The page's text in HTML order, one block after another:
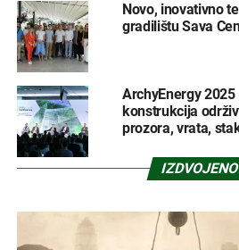
Novo, inovativno
gradilištu Sava
ArchyEnergy
konstrukcija
prozora, vrata,
IZDVOJENO